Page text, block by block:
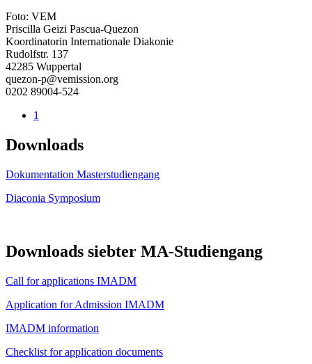
Foto: VEM
Priscilla Geizi Pascua-Quezon
Koordinatorin Internationale Diakonie
Rudolfstr. 137
42285 Wuppertal
quezon-p@vemission.org
0202 89004-524
1
Downloads
Dokumentation Masterstudiengang
Diaconia Symposium
Downloads siebter MA-Studiengang
Call for applications IMADM
Application for Admission IMADM
IMADM information
Checklist for application documents